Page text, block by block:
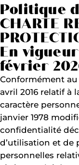
Politique
CHARTE
En
février
Conformément au
avril 2016 relatif à
caractère
janvier 1978
confidentialité
d’utilisation et de
personnelles